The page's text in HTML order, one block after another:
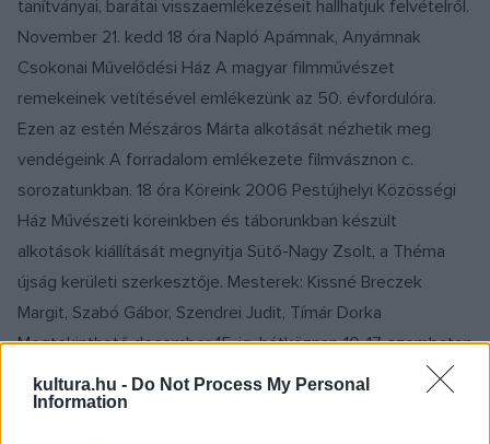
kultura.hu - Do Not Process My Personal
Information
tanítványai, barátai visszaemlékezéseit hallhatjuk felvételről.
November 21. kedd 18 óra Napló Apámnak, Anyámnak
Csokonai Művelődési Ház A magyar filmművészet
remekeinek vetítésével emlékezünk az 50. évfordulóra.
Ezen az estén Mészáros Márta alkotását nézhetik meg
vendégeink A forradalom emlékezete filmvásznon c.
sorozatunkban. 18 óra Köreink 2006 Pestújhelyi Közösségi
Ház Művészeti köreinkben és táborunkban készült
alkotások kiállítását megnyitja Sütő-Nagy Zsolt, a Théma
újság kerületi szerkesztője. Mesterek: Kissné Breczek
Margit, Szabó Gábor, Szendrei Judit, Tímár Dorka
Megtekinthető december 15-ig, hétköznap 10-17, szombaton
9-13 óráig. 18 óra Húber Edit festőművész kiállításának
megnyitója Újpalotai Közösségi Ház Zsókavár Galéria A